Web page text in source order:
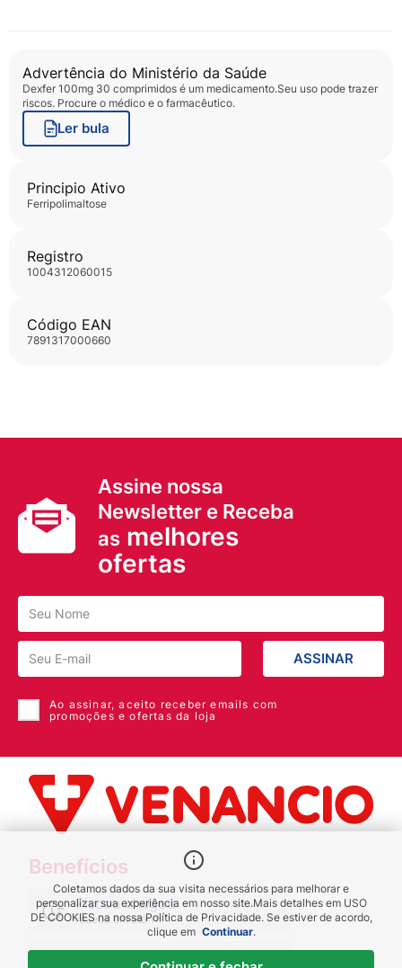
Coletamos dados da sua visita necessários para melhorar e
personalizar sua experiência em nosso site.Mais detalhes em USO
DE COOKIESna nossa Política de Privacidade. Se estiver de acordo,
clique em Continuar.
Advertência do Ministério da Saúde
Dexfer 100mg 30 comprimidos é um medicamento.Seu uso pode trazer
riscos. Procure o médico e o farmacêutico.
Ler bula
Principio Ativo
ferripolimaltose
Registro
1004312060015
Código EAN
7891317000660
Assine nossa
Newsletter e Receba
as melhores
ofertas
ASSINAR
Ao assinar, aceito receber emails com
promoções e ofertas da loja
Benefícios
Piscou chegou
receba em até 1h
Novas regiões